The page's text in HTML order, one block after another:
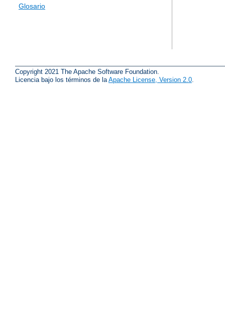
Glosario
Copyright 2021 The Apache Software Foundation.
Licencia bajo los términos de la Apache License, Version 2.0